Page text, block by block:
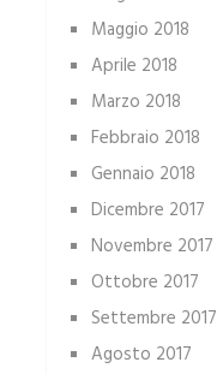
Maggio 2018
Aprile 2018
Marzo 2018
Febbraio 2018
Gennaio 2018
Dicembre 2017
Novembre 2017
Ottobre 2017
Settembre 2017
Agosto 2017